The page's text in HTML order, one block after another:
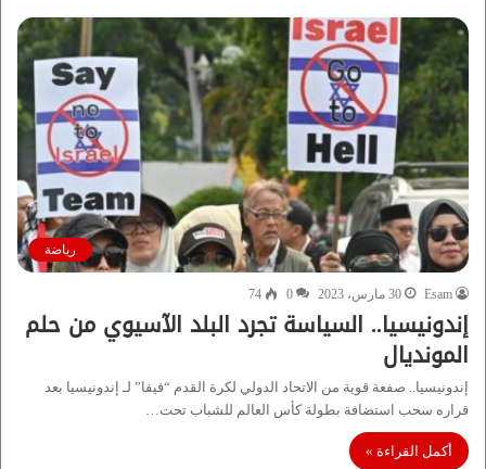
رياضة
Esam 30 مارس، 2023 0
74
إندونيسيا.. السياسة تجرد البلد الآسيوي من حلم
المونديال
إندونيسيا.. صفعة قوية من الاتحاد الدولي لكرة القدم “فيفا” لـ إندونيسيا بعد
قراره سحب استضافة بطولة كأس العالم للشباب تحت…
أكمل القراءة »